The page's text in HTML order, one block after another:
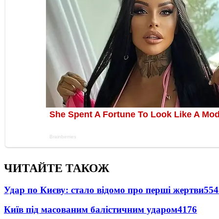
ЧИТАЙТЕ ТАКОЖ
Удар по Києву: стало відомо про перші жертви
Київ під масованим балістичним ударом4176